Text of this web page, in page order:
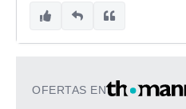
OFERTAS EN